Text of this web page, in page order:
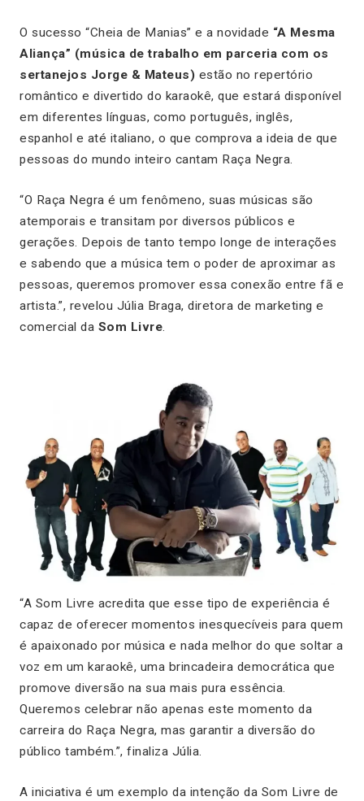
O sucesso “Cheia de Manias” e a novidade “A Mesma
Aliança” (música de trabalho em parceria com os
sertanejos Jorge & Mateus) estão no repertório
romântico e divertido do karaokê, que estará disponível
em diferentes línguas, como português, inglês,
espanhol e até italiano, o que comprova a ideia de que
pessoas do mundo inteiro cantam Raça Negra.
“O Raça Negra é um fenômeno, suas músicas são
atemporais e transitam por diversos públicos e
gerações. Depois de tanto tempo longe de interações
e sabendo que a música tem o poder de aproximar as
pessoas, queremos promover essa conexão entre fã e
artista.”, revelou Júlia Braga, diretora de marketing e
comercial da Som Livre
“A Som Livre acredita que esse tipo de experiência é
capaz de oferecer momentos inesquecíveis para quem
é apaixonado por música e nada melhor do que soltar a
voz em um karaokê, uma brincadeira democrática que
promove diversão na sua mais pura essência.
Queremos celebrar não apenas este momento da
carreira do Raça Negra, mas garantir a diversão do
público também.”, finaliza Júlia.
A iniciativa é um exemplo da intenção da Som Livre de